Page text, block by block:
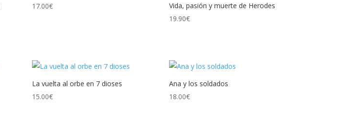
17.00€
Vida, pasión y muerte de Herodes
19.90€
La vuelta al orbe en 7 dioses
15.00€
Ana y los soldados
18.00€